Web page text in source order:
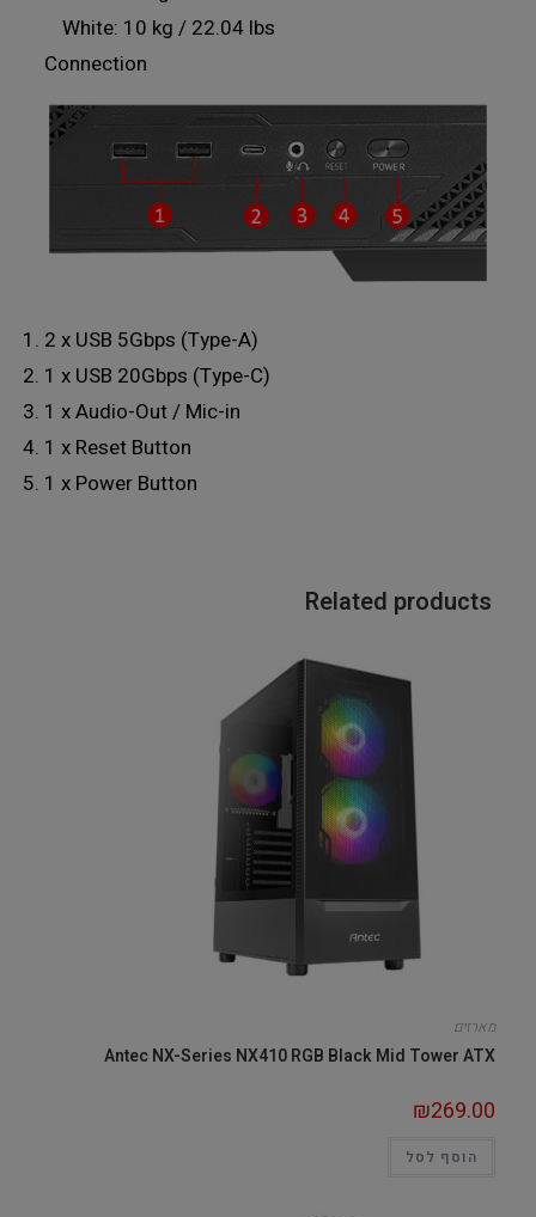
White: 10 kg / 22.04 lbs
Connection
2 x USB 5Gbps (Type-A)
1 x USB 20Gbps (Type-C)
1 x Audio-Out / Mic-in
1 x Reset Button
1 x Power Button
Related products
מארזים
Antec NX-Series NX410 RGB Black Mid Tower ATX
₪269.00
הוסף לסל